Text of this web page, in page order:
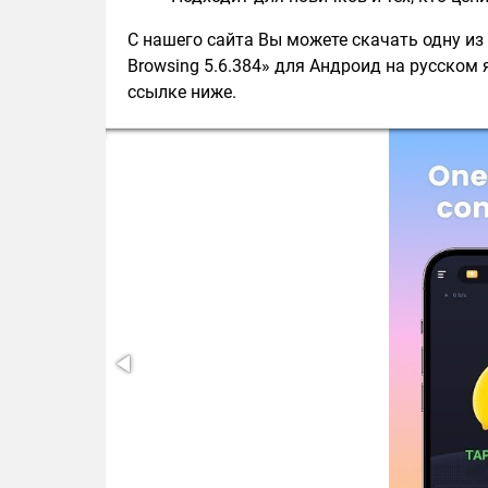
С нашего сайта Вы можете скачать одну
Browsing 5.6.384» для Андроид на русском
ссылке ниже.